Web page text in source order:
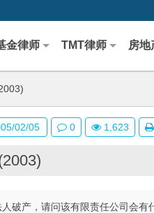
金律师 TMT律师 房地
破产，请问该有限责任公司会有
02/05 0 1,623